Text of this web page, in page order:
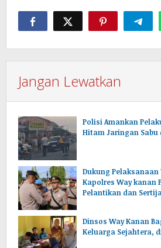
Jangan Lewatkan
Polisi Amankan
Hitam Jaringan Sabu
Dukung
Kapolres Way kanan
Pelantikan dan
Dinsos Way Kanan
Keluarga Sejahtera,